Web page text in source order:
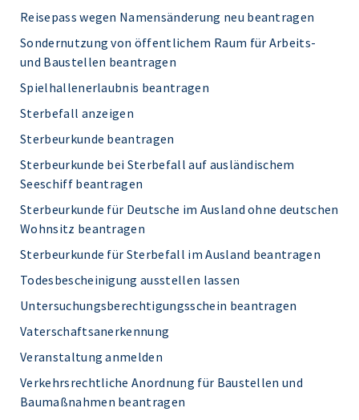
Reisepass wegen Namensänderung neu beantragen
Sondernutzung von öffentlichem Raum für Arbeits-
und Baustellen beantragen
Spielhallenerlaubnis beantragen
Sterbefall anzeigen
Sterbeurkunde beantragen
Sterbeurkunde bei Sterbefall auf ausländischem
Seeschiff beantragen
Sterbeurkunde für Deutsche im Ausland ohne deutschen
Wohnsitz beantragen
Sterbeurkunde für Sterbefall im Ausland beantragen
Todesbescheinigung ausstellen lassen
Untersuchungsberechtigungsschein beantragen
Vaterschaftsanerkennung
Veranstaltung anmelden
Verkehrsrechtliche Anordnung für Baustellen und
Baumaßnahmen beantragen